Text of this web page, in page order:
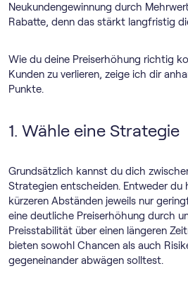
Neukundengewinnung durch
Rabatte, denn das stärkt langfristig
Wie du deine Preiserhöhung richtig
Kunden zu verlieren, zeige ich dir
Punkte.
1. Wähle eine Strategie
Grundsätzlich kannst du dich
Strategien entscheiden. Entweder du
kürzeren Abständen jeweils nur
eine deutliche Preiserhöhung durch
Preisstabilität über einen längeren
bieten sowohl Chancen als auch
gegeneinander abwägen solltest.